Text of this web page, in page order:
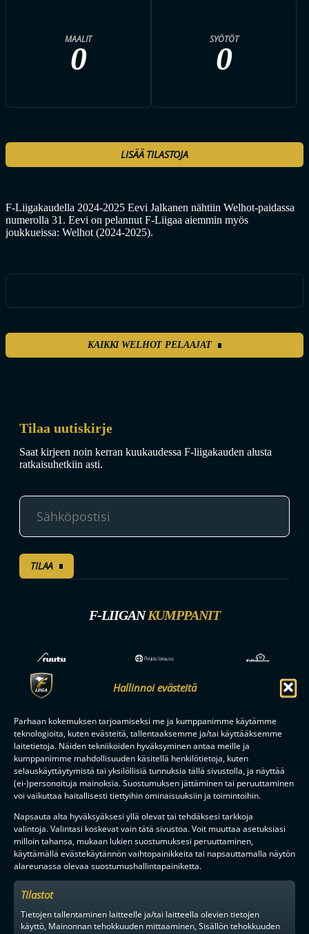
Hallinnoi evästeitä
Parhaan kokemuksen tarjoamiseksi me ja kumppanimme käytämme
teknologioita, kuten evästeitä, tallentaaksemme ja/tai käyttääksemme
laitetietoja. Näiden tekniikoiden hyväksyminen antaa meille ja
kumppanimme mahdollisuuden käsitellä henkilötietoja, kuten
selauskäyttäytymistä tai yksilöllisiä tunnuksia tällä sivustolla, ja näyttää
(ei-)personoituja mainoksia. Suostumuksen jättäminen tai peruuttaminen
voi vaikuttaa haitallisesti tiettyihin ominaisuuksiin ja toimintoihin.
Napsauta alta hyväksyäksesi yllä olevat tai tehdäksesi tarkkoja
valintoja. Valintasi koskevat vain tätä sivustoa. Voit muuttaa asetuksiasi
milloin tahansa, mukaan lukien suostumuksesi peruuttaminen,
käyttämällä evästekäytännön vaihtopainikkeita tai napsauttamalla näytön
alareunassa olevaa suostumushallintapainiketta.
Tilastot
Tietojen tallentaminen laitteelle ja/tai laitteella olevien tietojen
käyttö, Mainonnan tehokkuuden mittaaminen, Sisällön tehokkuuden
MAALIT
0
SYÖTÖT
0
LISÄÄ TILASTOJA
F-Liigakaudella 2024-2025 Eevi Jalkanen nähtiin Welhot-paidassa
numerolla 31. Eevi on pelannut F-Liigaa aiemmin myös
joukkueissa: Welhot (2024-2025).
KAIKKI WELHOT PELAAJAT
Tilaa uutiskirje
Saat kirjeen noin kerran kuukaudessa F-liigakauden alusta
ratkaisuhetkiin asti.
TILAA
F-LIIGANKUMPPANIT